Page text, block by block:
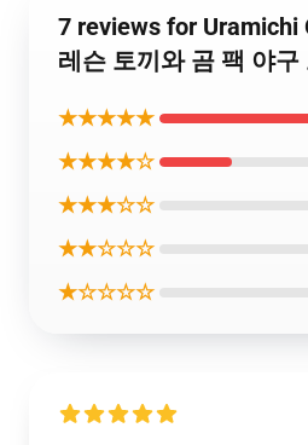
7 reviews for Uramichi
레슨 토끼와 곰 팩 야구
★★★★★
★★★★☆
★★★☆☆
★★☆☆☆
★☆☆☆☆